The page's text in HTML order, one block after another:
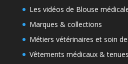
Les vidéos de Blouse
Marques & collections
Métiers vétérinaires et soin
Vêtements médicaux &